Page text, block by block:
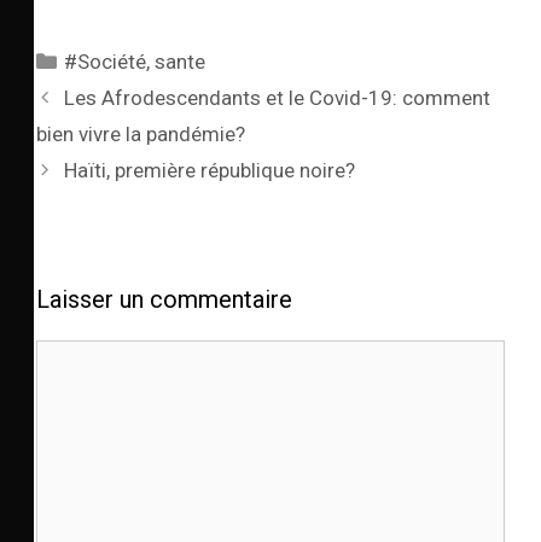
#Société,sante
Les Afrodescendants et le Covid-19: comment
bien vivre la pandémie?
Haïti, première république noire?
Laisser un commentaire